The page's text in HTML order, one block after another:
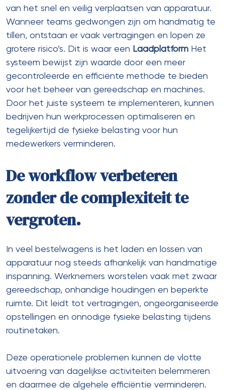
van het snel en veilig verplaatsen van apparatuur.
Wanneer teams gedwongen zijn om handmatig te
tillen, ontstaan ​​er vaak vertragingen en lopen ze
grotere risico’s. Dit is waar een Laadplatform Het
systeem bewijst zijn waarde door een meer
gecontroleerde en efficiënte methode te bieden
voor het beheer van gereedschap en machines.
Door het juiste systeem te implementeren, kunnen
bedrijven hun werkprocessen optimaliseren en
tegelijkertijd de fysieke belasting voor hun
medewerkers verminderen.
De workflow verbeteren
zonder de complexiteit te
vergroten.
In veel bestelwagens is het laden en lossen van
apparatuur nog steeds afhankelijk van handmatige
inspanning. Werknemers worstelen vaak met zwaar
gereedschap, onhandige houdingen en beperkte
ruimte. Dit leidt tot vertragingen, ongeorganiseerde
opstellingen en onnodige fysieke belasting tijdens
routinetaken.
Deze operationele problemen kunnen de vlotte
uitvoering van dagelijkse activiteiten belemmeren
en daarmee de algehele efficiëntie verminderen.